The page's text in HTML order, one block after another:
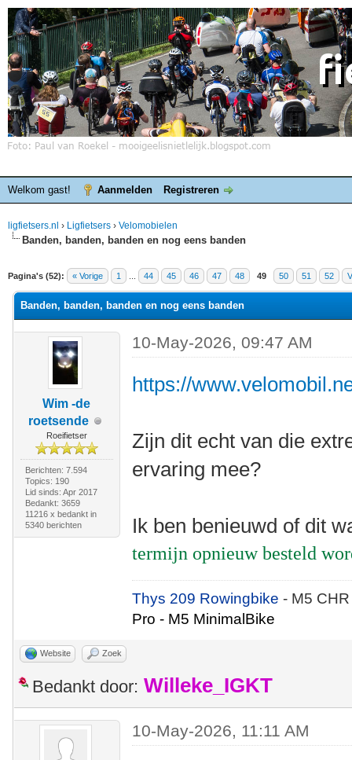
Welkom gast! Aanmelden Registreren
ligfietsers.nl › Ligfietsers › Velomobielen
Banden, banden, banden en nog eens banden
Pagina's (52): « Vorige 1 44 45 46 47 48 49 50 51 52
waardering is 3
Banden, banden, banden en nog eens banden
Wim -de
roetsende
Roeifietser
Berichten: 7.594
Topics: 190
Lid sinds: Apr 2017
Bedankt: 3659
11216 x bedankt in
5340 berichten
10-May-2026, 09:47 AM
https://
Zijn dit echt van die
ervaring mee?
Ik ben benieuwd of dit
termijn opnieuw besteld
Thys 209 Rowingbike- M5
Pro - M5 MinimalBike
Website Zoek
Bedankt door: Willeke_IGKT
10-May-2026, 11:11 AM